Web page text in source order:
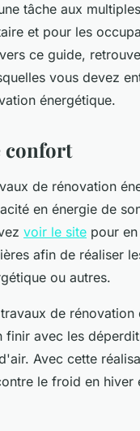
tâche aux
et pour les
ce guide,
vous devez
énergétique.
confort
de rénovation
en énergie de
voir le site pour
afin de réaliser
ou autres.
de rénovation
finir avec les
Avec cette
le froid en hiver